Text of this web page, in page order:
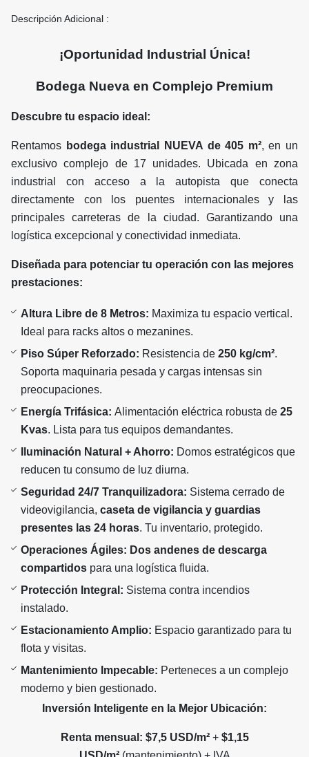
Descripción Adicional :
¡Oportunidad Industrial Única!
Bodega Nueva en Complejo Premium
Descubre tu espacio ideal:
Rentamos bodega industrial NUEVA de 405 m², en un
exclusivo complejo de 17 unidades. Ubicada en zona
industrial con acceso a la autopista que conecta
directamente con los puentes internacionales y las
principales carreteras de la ciudad. Garantizando una
logística excepcional y conectividad inmediata.
Diseñada para potenciar tu operación con las mejores
prestaciones:
Altura Libre de 8 Metros: Maximiza tu espacio vertical.
Ideal para racks altos o mezanines.
Piso Súper Reforzado: Resistencia de 250 kg/cm².
Soporta maquinaria pesada y cargas intensas sin
preocupaciones.
Energía Trifásica: Alimentación eléctrica robusta de 25
Kvas. Lista para tus equipos demandantes.
Iluminación Natural + Ahorro: Domos estratégicos que
reducen tu consumo de luz diurna.
Seguridad 24/7 Tranquilizadora: Sistema cerrado de
videovigilancia, caseta de vigilancia y guardias
presentes las 24 horas. Tu inventario, protegido.
Operaciones Ágiles: Dos andenes de descarga
compartidos para una logística fluida.
Protección Integral: Sistema contra incendios
instalado.
Estacionamiento Amplio: Espacio garantizado para tu
flota y visitas.
Mantenimiento Impecable: Perteneces a un complejo
moderno y bien gestionado.
Inversión Inteligente en la Mejor Ubicación:
Renta mensual: $7,5 USD/m²+ $1,15